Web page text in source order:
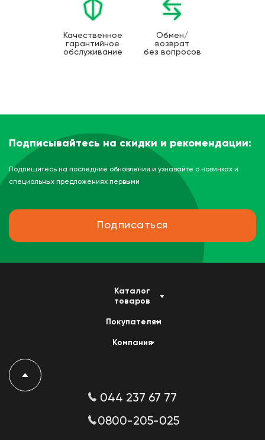
Качественное
гарантийное
обслуживание
Обмен/
возврат
без вопросов
Подписывайтесь на скидки и рекомендации:
Подпишитесь на последние обновления и узнавайте о новинках и
специальных предложениях первыми
Подписаться
Каталог
товаров
Покупателям
Компания
044 237 67 77
0800-205-025